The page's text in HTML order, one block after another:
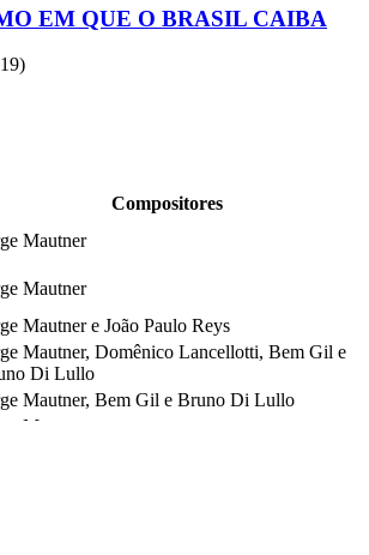
EM QUE O BRASIL CAIBA
Compositores
Mautner
Mautner
Mautner e João Paulo Reys
Mautner, Domênico Lancellotti, Bem Gil e
Di Lullo
Mautner, Bem Gil e Bruno Di Lullo
Mautner